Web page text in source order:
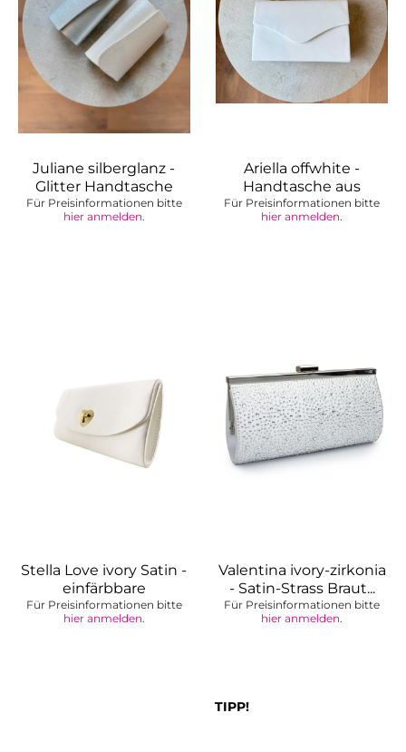
Juliane silberglanz -
Glitter Handtasche
Für Preisinformationen bitte
hier anmelden.
Ariella offwhite -
Handtasche aus
veganem Leder...
Für Preisinformationen bitte
hier anmelden.
Stella Love ivory Satin -
einfärbbare
Brauttasche
Für Preisinformationen bitte
hier anmelden.
Valentina ivory-zirkonia
- Satin-Strass Braut...
Für Preisinformationen bitte
hier anmelden.
TIPP!